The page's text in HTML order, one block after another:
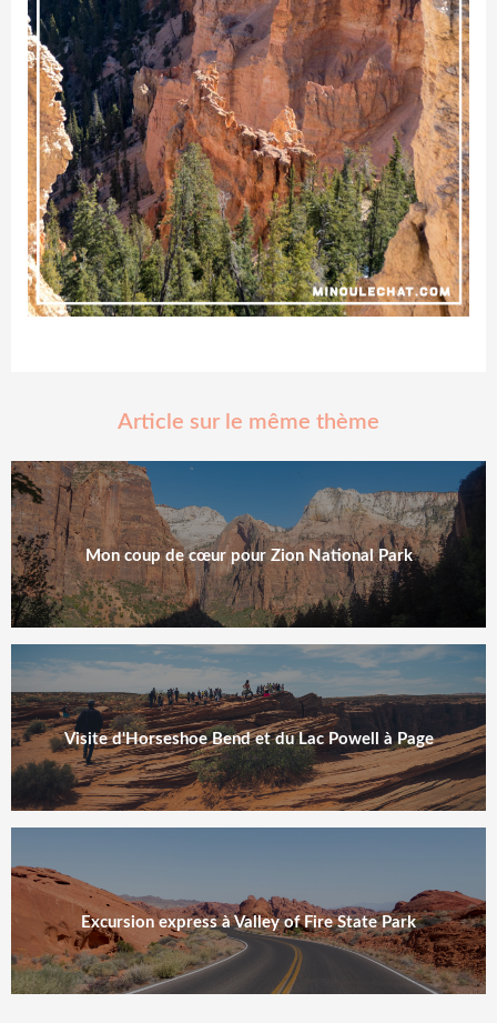
Article sur le même thème
Mon coup de cœur pour Zion National Park
Visite d'Horseshoe Bend et du Lac Powell à Page
Excursion express à Valley of Fire State Park